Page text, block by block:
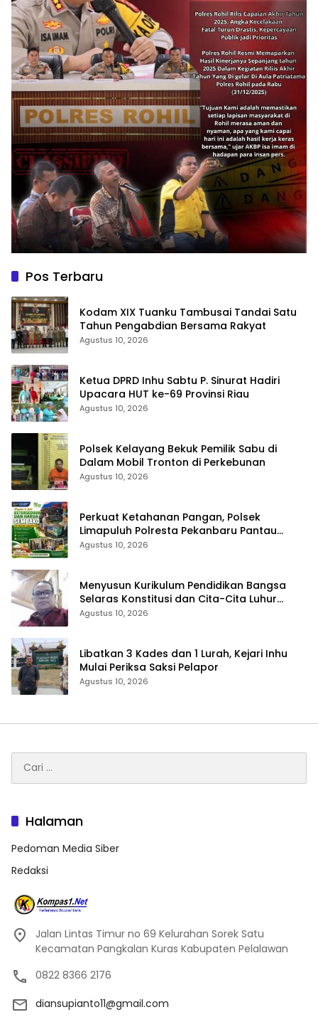
Pos Terbaru
Kodam XIX Tuanku Tambusai Tandai Satu
Tahun Pengabdian Bersama Rakyat
Agustus 10, 2026
Ketua DPRD Inhu Sabtu P. Sinurat Hadiri
Upacara HUT ke-69 Provinsi Riau
Agustus 10, 2026
Polsek Kelayang Bekuk Pemilik Sabu di
Dalam Mobil Tronton di Perkebunan
Agustus 10, 2026
Perkuat Ketahanan Pangan, Polsek
Limapuluh Polresta Pekanbaru Pantau
Harga Sembako di Pasar
Agustus 10, 2026
Menyusun Kurikulum Pendidikan Bangsa
Selaras Konstitusi dan Cita-Cita Luhur
Bangsa
Agustus 10, 2026
Libatkan 3 Kades dan 1 Lurah, Kejari Inhu
Mulai Periksa Saksi Pelapor
Agustus 10, 2026
untuk:
Halaman
Pedoman Media Siber
Redaksi
Jalan Lintas Timur no 69 Kelurahan Sorek Satu
Kecamatan Pangkalan Kuras Kabupaten Pelalawan
0822 8366 2176
diansupianto11@gmail.com